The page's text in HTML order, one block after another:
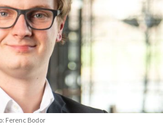
Ferenc Bodor